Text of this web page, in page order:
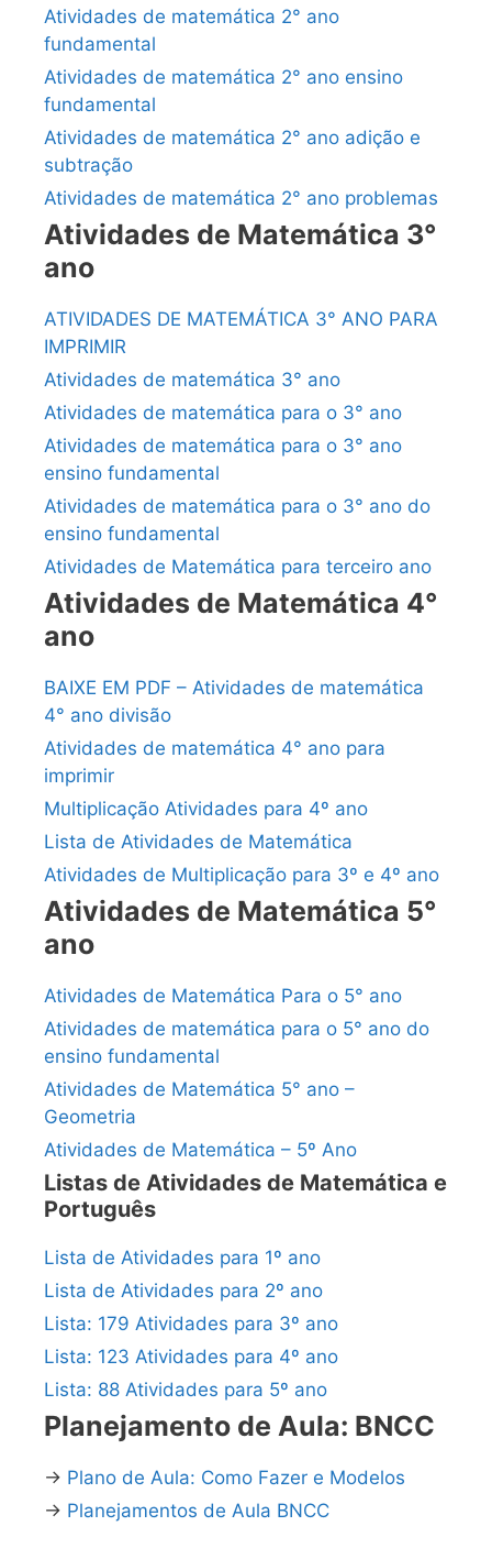
Atividades de matemática 2° ano
fundamental
Atividades de matemática 2° ano ensino
fundamental
Atividades de matemática 2° ano adição e
subtração
Atividades de matemática 2° ano problemas
Atividades de Matemática 3°
ano
ATIVIDADES DE MATEMÁTICA 3° ANO PARA
IMPRIMIR
Atividades de matemática 3° ano
Atividades de matemática para o 3° ano
Atividades de matemática para o 3° ano
ensino fundamental
Atividades de matemática para o 3° ano do
ensino fundamental
Atividades de Matemática para terceiro ano
Atividades de Matemática 4°
ano
BAIXE EM PDF – Atividades de matemática
4° ano divisão
Atividades de matemática 4° ano para
imprimir
Multiplicação Atividades para 4º ano
Lista de Atividades de Matemática
Atividades de Multiplicação para 3º e 4º ano
Atividades de Matemática 5°
ano
Atividades de Matemática Para o 5° ano
Atividades de matemática para o 5° ano do
ensino fundamental
Atividades de Matemática 5° ano –
Geometria
Atividades de Matemática – 5º Ano
Listas de Atividades de Matemática e
Português
Lista de Atividades para 1º ano
Lista de Atividades para 2º ano
Lista: 179 Atividades para 3º ano
Lista: 123 Atividades para 4º ano
Lista: 88 Atividades para 5º ano
Planejamento de Aula: BNCC
→ Plano de Aula: Como Fazer e Modelos
→ Planejamentos de Aula BNCC